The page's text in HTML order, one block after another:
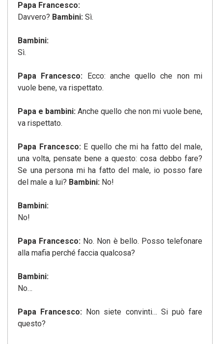
Papa Francesco:
Davvero? Bambini: Sì.
Bambini:
Sì.
Papa Francesco: Ecco: anche quello che non mi
vuole bene, va rispettato.
Papa e bambini: Anche quello che non mi vuole bene,
va rispettato.
Papa Francesco:E quello che mi ha fatto del male,
una volta, pensate bene a questo: cosa debbo fare?
Se una persona mi ha fatto del male, io posso fare
del male a lui? Bambini: No!
Bambini:
No!
Papa Francesco: No. Non è bello. Posso telefonare
alla mafia perché faccia qualcosa?
Bambini:
No…
Papa Francesco: Non siete convinti… Si può fare
questo?